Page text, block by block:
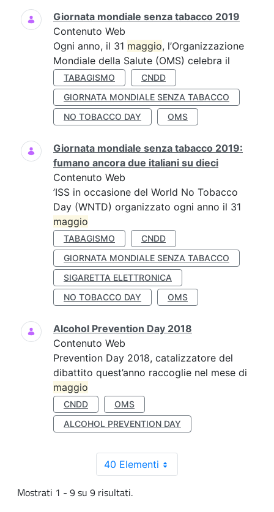
Giornata mondiale senza tabacco 2019
Contenuto Web
Ogni anno, il 31 maggio, l’Organizzazione
Mondiale della Salute (OMS) celebra il
TABAGISMO
CNDD
GIORNATA MONDIALE SENZA TABACCO
NO TOBACCO DAY
OMS
Giornata mondiale senza tabacco 2019:
fumano ancora due italiani su dieci
Contenuto Web
’ISS in occasione del World No Tobacco
Day (WNTD) organizzato ogni anno il 31
maggio
TABAGISMO
CNDD
GIORNATA MONDIALE SENZA TABACCO
SIGARETTA ELETTRONICA
NO TOBACCO DAY
OMS
Alcohol Prevention Day 2018
Contenuto Web
Prevention Day 2018, catalizzatore del
dibattito quest’anno raccoglie nel mese di
maggio
CNDD
OMS
ALCOHOL PREVENTION DAY
40 Elementi
Mostrati 1 - 9 su 9 risultati.